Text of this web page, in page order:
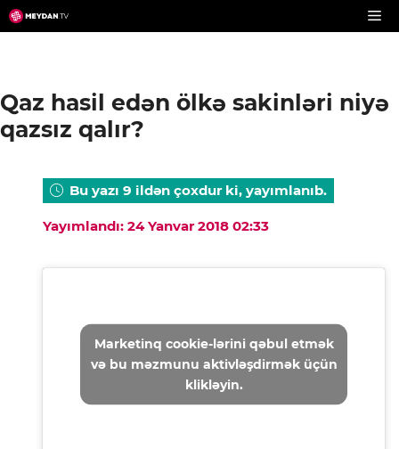
Skip
to
Qaz hasil edən ölkə sakinləri niyə
qazsız qalır?
Bu yazı 9 ildən çoxdur ki, yayımlanıb.
Yayımlandı: 24 Yanvar 2018 02:33
Marketinq cookie-lərini qəbul etmək
və bu məzmunu aktivləşdirmək üçün
klikləyin.